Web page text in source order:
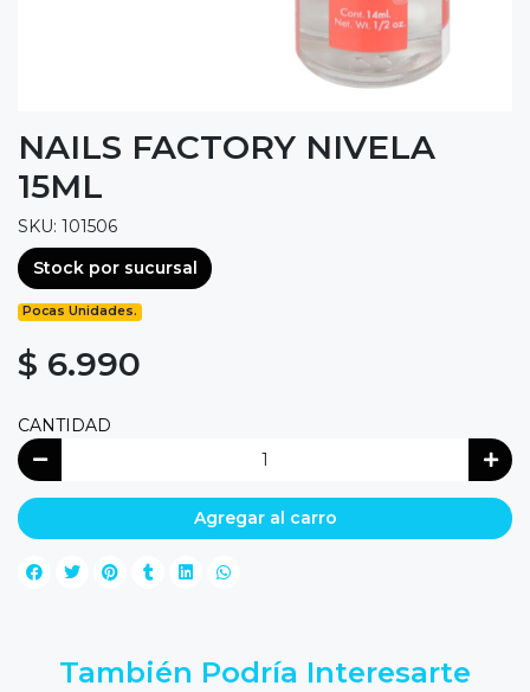
NAILS FACTORY NIVELA
15ML
SKU: 101506
Stock por sucursal
Pocas Unidades.
$ 6.990
CANTIDAD
Agregar al carro
También Podría Interesarte